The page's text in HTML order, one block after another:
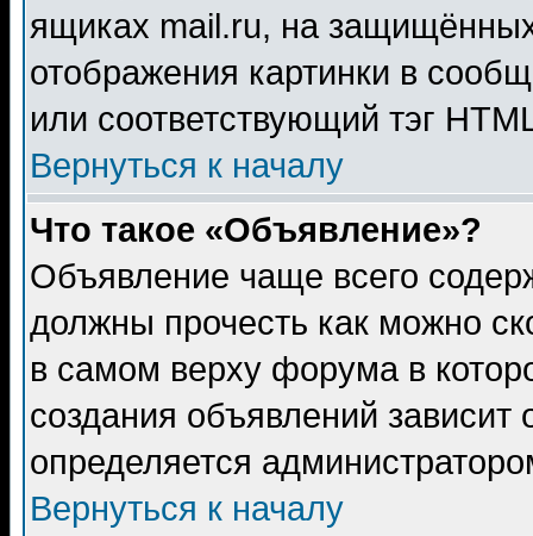
ящиках mail.ru, на
отображения картинки в
или соответствующий тэг
Вернуться к началу
Что такое «Объявление»?
Объявление чаще всего
должны прочесть как можно
в самом верху форума в
создания объявлений зависит
определяется
Вернуться к началу